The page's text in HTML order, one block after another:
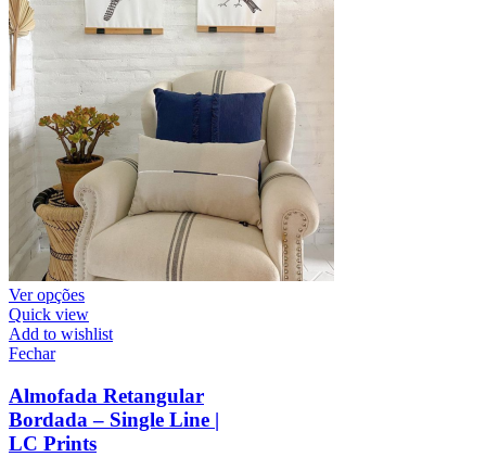
Ver opções
Quick view
Add to wishlist
Fechar
Almofada Retangular
Bordada – Single Line |
LC Prints